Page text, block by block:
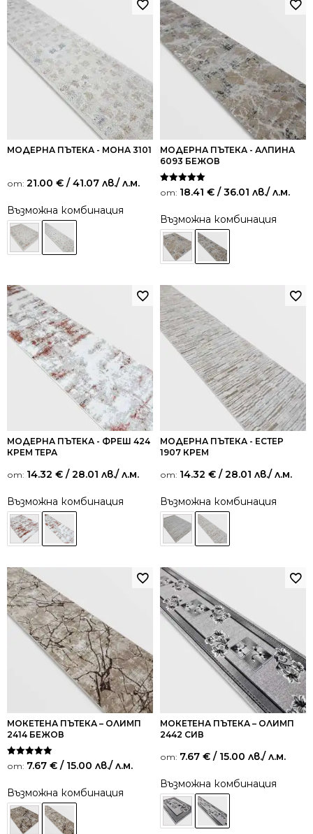
МОДЕРНА ПЪТЕКА - МОНА 3101
от: 21.00 € / 41.07 лв./ л.м.
Възможна комбинация
МОДЕРНА ПЪТЕКА - АЛПИНА
6093 БЕЖОВ
Оценено на
5.00
от: 18.41 € / 36.01 лв./ л.м.
Възможна комбинация
МОДЕРНА ПЪТЕКА - ФРЕШ 424
КРЕМ ТЕРА
от: 14.32 € / 28.01 лв./ л.м.
Възможна комбинация
МОДЕРНА ПЪТЕКА - ЕСТЕР
1907 КРЕМ
от: 14.32 € / 28.01 лв./ л.м.
Възможна комбинация
МОКЕТЕНА ПЪТЕКА – ОЛИМП
2414 БЕЖОВ
Оценено на
5.00
от: 7.67 € / 15.00 лв./ л.м.
Възможна комбинация
МОКЕТЕНА ПЪТЕКА – ОЛИМП
2442 СИВ
от: 7.67 € / 15.00 лв./ л.м.
Възможна комбинация